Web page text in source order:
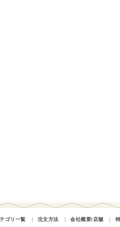
ゴリ一覧 ｜ 注文方法 ｜ 会社概要/店舗 ｜